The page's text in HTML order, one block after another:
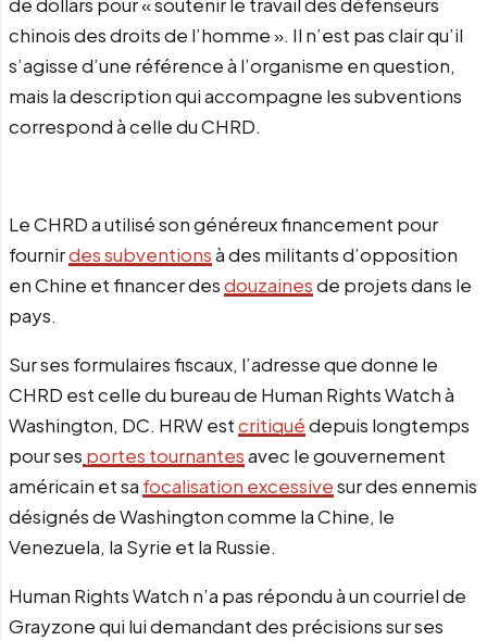
chinois des droits de l’homme ». Il n’est pas clair qu’il
s’agisse d’une référence à l’organisme en question,
mais la description qui accompagne les subventions
correspond à celle du CHRD.
Le CHRD a utilisé son généreux financement pour
fournirdes subventionsà des militants d’opposition
en Chine et financer desdouzainesde projets dans le
pays.
Sur ses formulaires fiscaux, l’adresse que donne le
CHRD est celle du bureau de Human Rights Watch à
Washington, DC. HRW estcritiquédepuis longtemps
pour ses portes tournantesavec le gouvernement
américain et sa focalisation excessivesur des ennemis
désignés de Washington comme la Chine, le
Venezuela, la Syrie et la Russie.
Human Rights Watch n’a pas répondu à un courriel de
Grayzone qui lui demandant des précisions sur ses